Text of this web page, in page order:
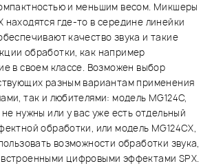
и меньшим весом. Микшеры
находятся где-то в середине линейки
качество звука и такие
обработки, как например
в своем классе. Возможен выбор
разным вариантам применения
так и любителями: модель MG124C,
нужны или у вас уже есть отдельный
обработки, или модель MG124CX,
возможности обработки звука,
цифровыми эффектами SPX.